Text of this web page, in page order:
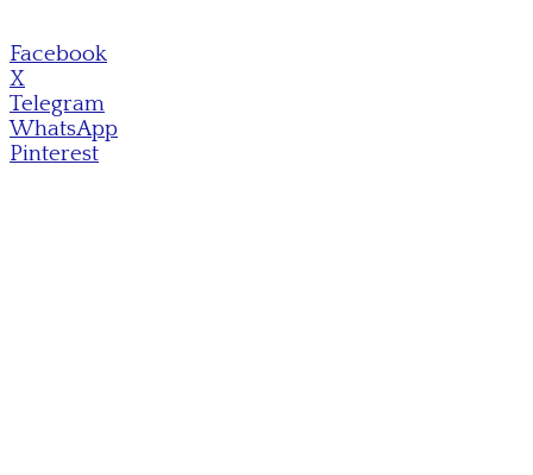
Facebook
X
Telegram
WhatsApp
Pinterest